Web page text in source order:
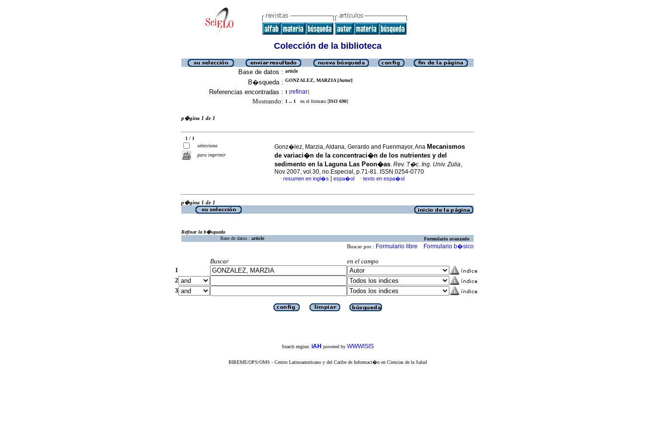
Colección de la biblioteca
Base de datos : article
B�squeda : GONZALEZ, MARZIA [Autor]
Referencias encontradas : 1 [refinar]
Mostrando: 1 .. 1 en el formato [ISO 690]
p�gina 1 de 1
1 / 1
selecciona
para imprimir
Gonz�lez, Marzia, Aldana, Gerardo and Fuenmayor, Ana Mecanismos
de variaci�n de la concentraci�n de los nutrientes y del
sedimento en la Laguna Las Peon�as. Rev. T�c. Ing. Univ. Zulia,
Nov 2007, vol.30, no.Especial, p.71-81. ISSN 0254-0770
· resumen en ingl�s espa�ol · texto en espa�ol
p�gina 1 de 1
Refinar la b�squeda
Base de datos : article Formulario avanzado
Buscar por : Formulario libre Formulario b�sico
Buscar
en el campo
1
2
3
Search engine: iAH powered by WWWISIS
BIREME/OPS/OMS - Centro Latinoamericano y del Caribe de Informaci�n en Ciencias de la Salud